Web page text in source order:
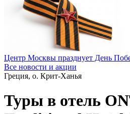
Центр Москвы празднует День
Все новости и акции
Греция, о. Крит-Ханья
Туры в отель